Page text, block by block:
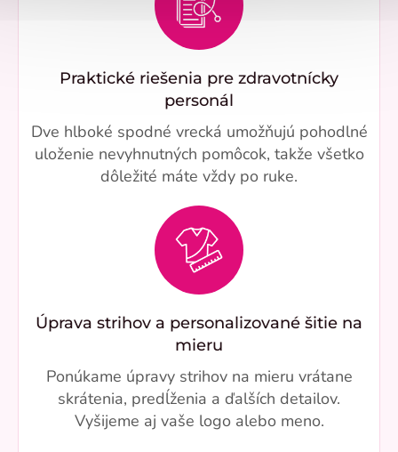
Praktické riešenia pre zdravotnícky
personál
Dve hlboké spodné vrecká umožňujú pohodlné
uloženie nevyhnutných pomôcok, takže všetko
dôležité máte vždy po ruke.
Úprava strihov a personalizované šitie na
mieru
Ponúkame úpravy strihov na mieru vrátane
skrátenia, predĺženia a ďalších detailov.
Vyšijeme aj vaše logo alebo meno.